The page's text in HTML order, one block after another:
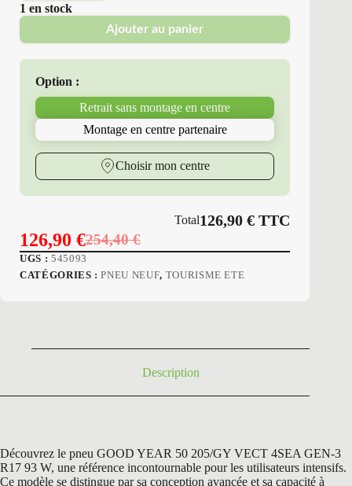
1 en stock
Ajouter au panier
Option :
Retrait sans montage en centre
Montage en centre partenaire
Choisir mon centre
Total126,90€ TTC
254,40€
Le
prix
126,90 €
Le
prix
UGS : 545093
CATÉGORIES :PNEU NEUF, TOURISME ETE
Description
Découvrez le pneu GOOD YEAR 50 205/GY VECT 4SEA GEN-3
R17 93 W, une référence incontournable pour les utilisateurs intensifs.
Ce modèle se distingue par sa conception avancée et sa capacité à